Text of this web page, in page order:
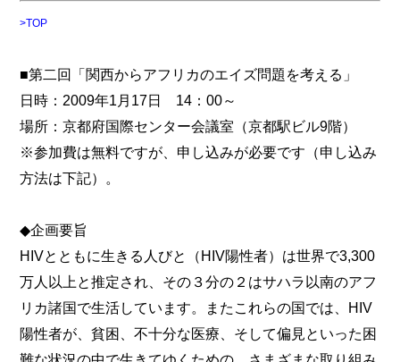
>TOP
■第二回「関西からアフリカのエイズ問題を考える」
日時：2009年1月17日 14：00～
場所：京都府国際センター会議室（京都駅ビル9階）
※参加費は無料ですが、申し込みが必要です（申し込み
方法は下記）。
◆企画要旨
HIVとともに生きる人びと（HIV陽性者）は世界で3,300
万人以上と推定され、その３分の２はサハラ以南のアフ
リカ諸国で生活しています。またこれらの国では、HIV
陽性者が、貧困、不十分な医療、そして偏見といった困